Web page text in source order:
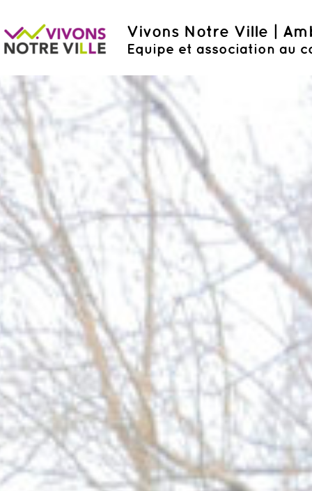
Vivons Notre Ville |
Equipe et association au